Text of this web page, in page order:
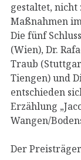
gestaltet,
Maßnahmen
Die fünf
(Wien), Dr.
Traub
Tiengen) und
entschieden
Erzählung
Wangen/
Der Preisträger